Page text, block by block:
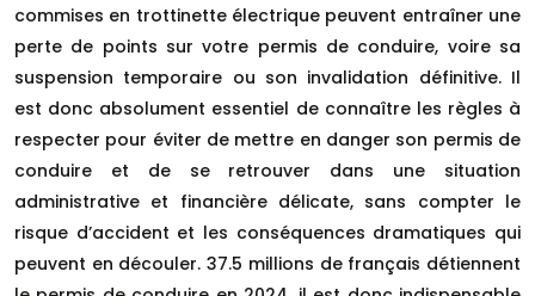
commises en trottinette électrique peuvent entraîner une
perte de points sur votre permis de conduire, voire sa
suspension temporaire ou son invalidation définitive. Il
est donc absolument essentiel de connaître les règles à
respecter pour éviter de mettre en danger son permis de
conduire et de se retrouver dans une situation
administrative et financière délicate, sans compter le
risque d’accident et les conséquences dramatiques qui
peuvent en découler. 37.5 millions de français détiennent